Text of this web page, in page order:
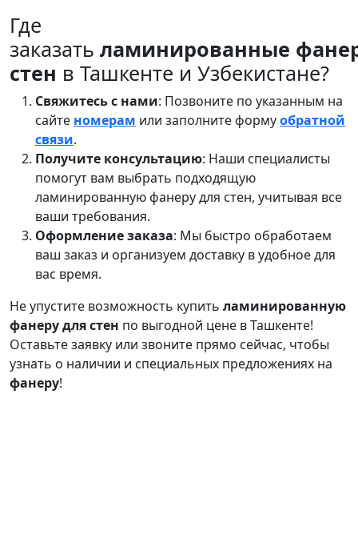
Где
заказать ламинированные
стен в Ташкенте и Узбекистане?
Свяжитесь с нами: Позвоните по указанным на
сайте номерам или заполните формуобратной
связи.
Получите консультацию: Наши специалисты
помогут вам выбрать подходящую
ламинированную фанеру для стен, учитывая все
ваши требования.
Оформление заказа: Мы быстро обработаем
ваш заказ и организуем доставку в удобное для
вас время.
Не упустите возможность купить ламинированную
фанеру для стен по выгодной цене в Ташкенте!
Оставьте заявку или звоните прямо сейчас, чтобы
узнать о наличии и специальных предложениях на
фанеру!